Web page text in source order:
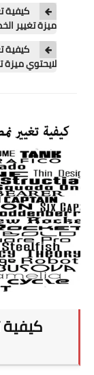
كيفية
ميزة تغيير
كيفية
لايحتوي ميزة